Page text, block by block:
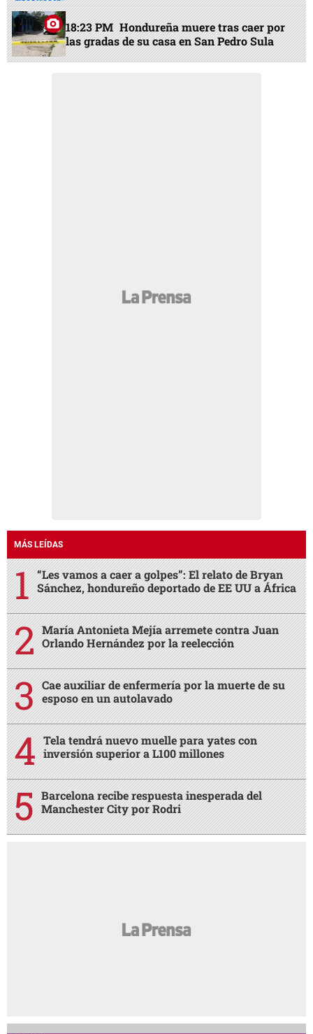
18:23 PM Hondureña muere tras caer por
las gradas de su casa en San Pedro Sula
MÁS LEÍDAS
“Les vamos a caer a golpes”: El relato de Bryan
Sánchez, hondureño deportado de EE UU a África
María Antonieta Mejía arremete contra Juan
Orlando Hernández por la reelección
Cae auxiliar de enfermería por la muerte de su
esposo en un autolavado
Tela tendrá nuevo muelle para yates con
inversión superior a L100 millones
Barcelona recibe respuesta inesperada del
Manchester City por Rodri